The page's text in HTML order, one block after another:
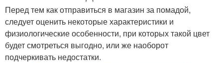
Перед тем как отправиться в магазин за помадой,
следует оценить некоторые характеристики и
физиологические особенности, при которых такой цвет
будет смотреться выгодно, или же наоборот
подчеркивать недостатки.